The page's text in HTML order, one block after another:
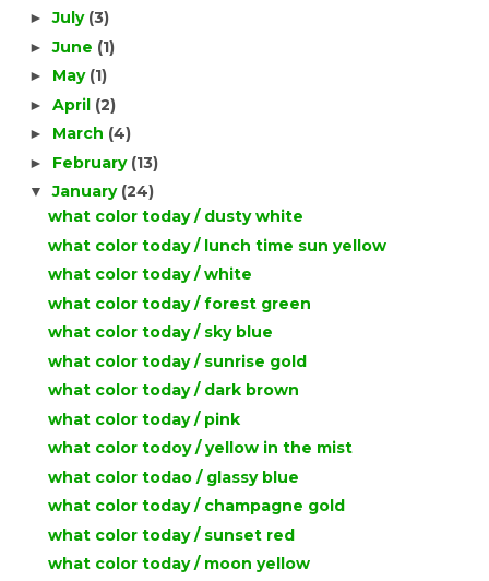
►July (3)
►June (1)
► May (1)
► April (2)
► March (4)
► February (13)
▼January (24)
what color today / dusty white
what color today / lunch time sun yellow
what color today / white
what color today / forest green
what color today / sky blue
what color today / sunrise gold
what color today / dark brown
what color today / pink
what color todoy / yellow in the mist
what color todao / glassy blue
what color today / champagne gold
what color today / sunset red
what color today / moon yellow